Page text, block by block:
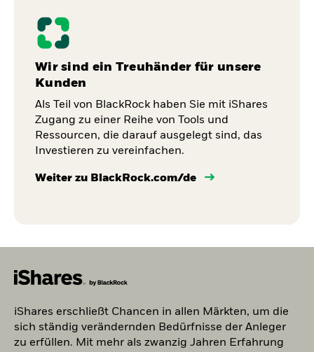
Wir sind ein Treuhänder für unsere
Kunden
Als Teil von BlackRock haben Sie mit iShares
Zugang zu einer Reihe von Tools und
Ressourcen, die darauf ausgelegt sind, das
Investieren zu vereinfachen.
Weiter zu BlackRock.com/de
iShares erschließt Chancen in allen Märkten, um die
sich ständig verändernden Bedürfnisse der Anleger
zu erfüllen. Mit mehr als zwanzig Jahren Erfahrung